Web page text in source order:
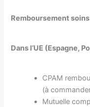
Remboursement
Dans l’UE (Espagne,
CPAM
(à
Mutuelle